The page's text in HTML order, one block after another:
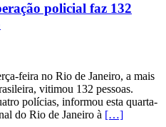
policial faz 132
feira no Rio de Janeiro, a mais
vitimou 132 pessoas.
polícias, informou esta quarta-
do Rio de Janeiro à […]